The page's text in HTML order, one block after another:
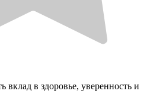
в здоровье, уверенность и